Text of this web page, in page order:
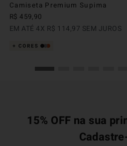
Camiseta Premium Supima
R$ 459,90
EM ATÉ 4X R$ 114,97 SEM JUROS
15% OFF na sua